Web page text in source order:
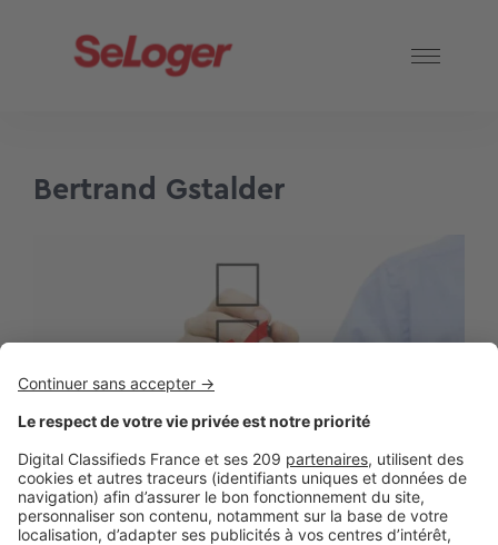
Bertrand Gstalder
AU QUOTIDIEN,LA LÉGISLATION